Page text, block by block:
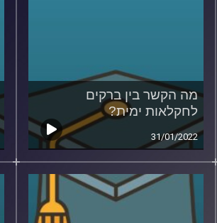
מה הקשר בין ברקים
לחקלאות ימית?
31/01/2022